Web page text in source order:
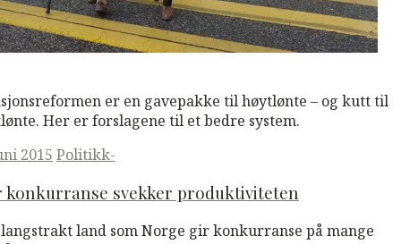
er en gavepakke til høytlønte – og kutt til
Her er forslagene til et bedre system.
2015 Politikk-
konkurranse svekker produktiviteten
land som Norge gir konkurranse på mange